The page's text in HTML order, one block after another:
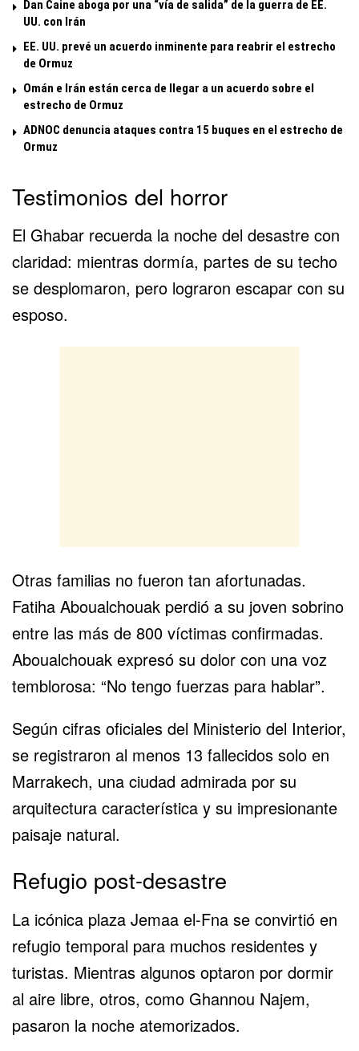
Dan Caine aboga por una “vía de salida” de la guerra de EE.
UU. con Irán
EE. UU. prevé un acuerdo inminente para reabrir el estrecho
de Ormuz
Omán e Irán están cerca de llegar a un acuerdo sobre el
estrecho de Ormuz
ADNOC denuncia ataques contra 15 buques en el estrecho de
Ormuz
Testimonios del horror
El Ghabar recuerda la noche del desastre con
claridad: mientras dormía, partes de su techo
se desplomaron, pero lograron escapar con su
esposo.
Otras familias no fueron tan afortunadas.
Fatiha Aboualchouak perdió a su joven sobrino
entre las más de 800 víctimas confirmadas.
Aboualchouak expresó su dolor con una voz
temblorosa: “No tengo fuerzas para hablar”.
Según cifras oficiales del Ministerio del Interior,
se registraron al menos 13 fallecidos solo en
Marrakech, una ciudad admirada por su
arquitectura característica y su impresionante
paisaje natural.
Refugio post-desastre
La icónica plaza Jemaa el-Fna se convirtió en
refugio temporal para muchos residentes y
turistas. Mientras algunos optaron por dormir
al aire libre, otros, como Ghannou Najem,
pasaron la noche atemorizados.